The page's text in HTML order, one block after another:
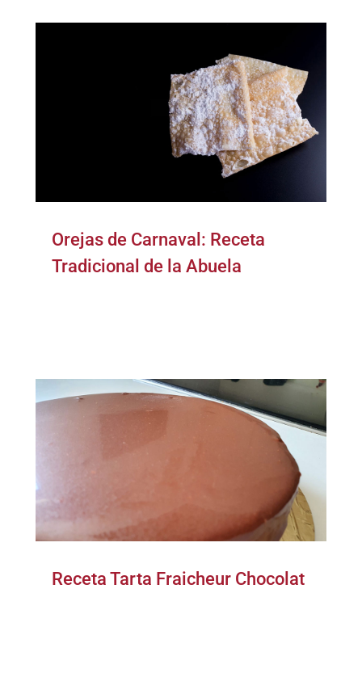
Orejas de Carnaval: Receta
Tradicional de la Abuela
Receta Tarta Fraicheur Chocolat